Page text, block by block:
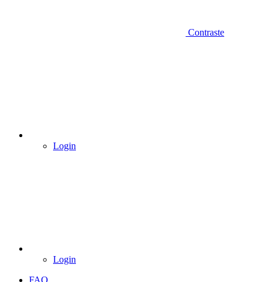
Contraste
Login
Login
FAQ